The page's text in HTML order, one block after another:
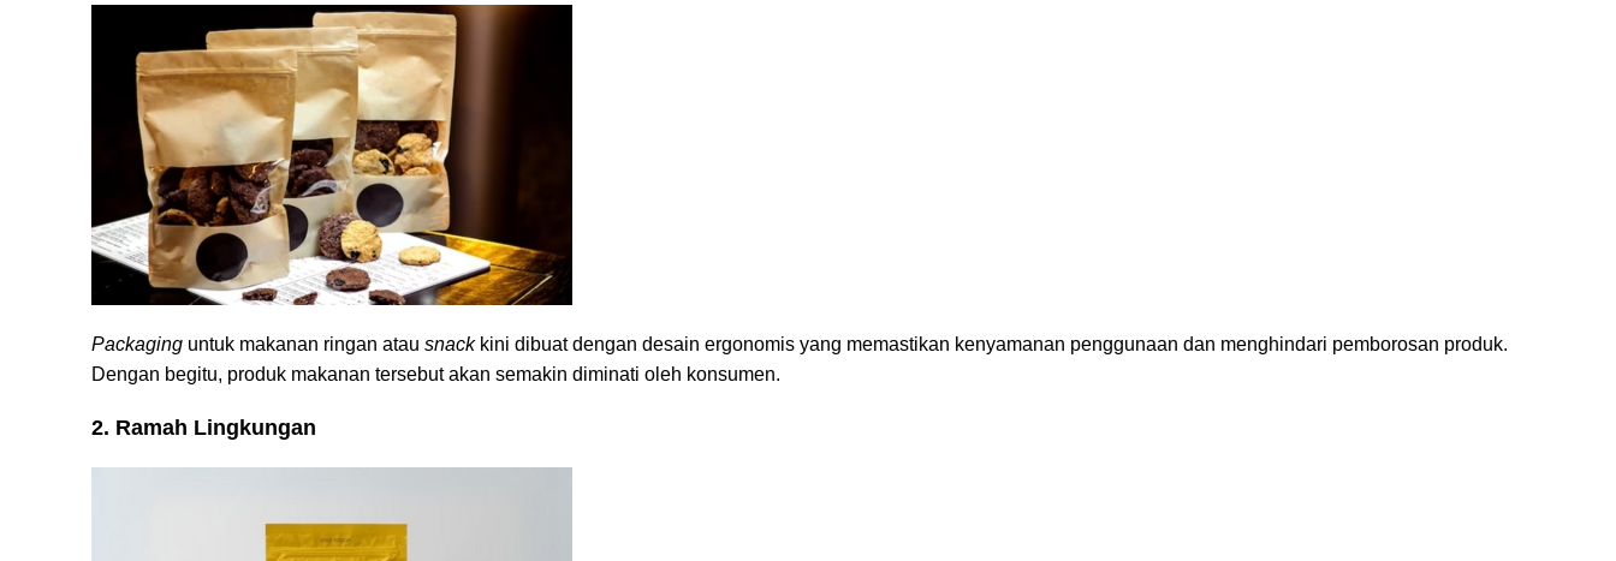
Packaging untuk makanan ringan atau snackkini dibuat dengan desain ergonomis yang memastikan kenyamanan penggunaan dan menghindari pemborosan produk.
Dengan begitu, produk makanan tersebut akan semakin diminati oleh konsumen.
2. Ramah Lingkungan